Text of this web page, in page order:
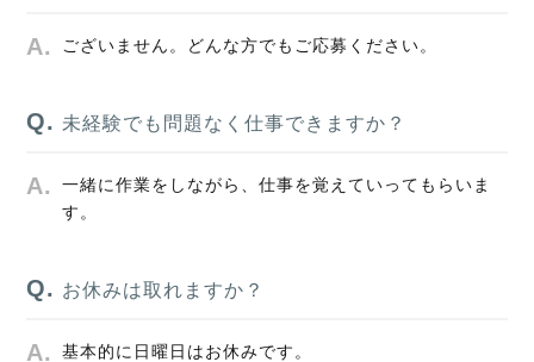
ございません。どんな方でもご応募ください。
未経験でも問題なく仕事できますか？
一緒に作業をしながら、仕事を覚えていってもらいま
す。
お休みは取れますか？
基本的に日曜日はお休みです。